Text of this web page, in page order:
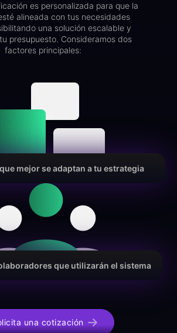
es personalizada para que la
alineada con tus necesidades
una solución escalable y
presupuesto. Consideramos dos
factores principales:
mejor se adaptan a tu estrategia
que utilizarán el sistema
una cotización